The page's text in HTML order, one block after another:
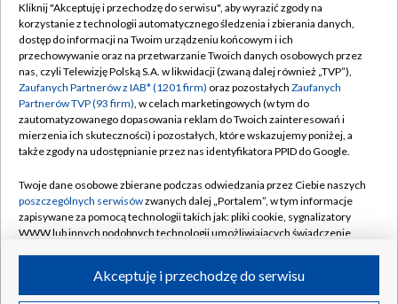
TVP
Abonament TVP
Emisja w TVP
Centrum informacji TVP
Naziemna Telewizja Cyfrowa
Rada Programowa
System NOS
Informacje o nadawcy
Program dla prasy
Regulamin TVP
Polityka prywatności
Moje zgody
Pomoc
Kontakt
Kanały
Kliknij "Akceptuję i przechodzę do serwisu", aby wyrazić zgody na
korzystanie z technologii automatycznego śledzenia i zbierania danych,
dostęp do informacji na Twoim urządzeniu końcowym i ich
przechowywanie oraz na przetwarzanie Twoich danych osobowych przez
nas, czyli Telewizję Polską S.A. w likwidacji (zwaną dalej również „TVP”),
Zaufanych Partnerów z IAB* (1201 firm) oraz pozostałych Zaufanych
Partnerów TVP (93 firm), w celach marketingowych (w tym do
zautomatyzowanego dopasowania reklam do Twoich zainteresowań i
mierzenia ich skuteczności) i pozostałych, które wskazujemy poniżej, a
także zgody na udostępnianie przez nas identyfikatora PPID do Google.
Twoje dane osobowe zbierane podczas odwiedzania przez Ciebie naszych
poszczególnych serwisówzwanych dalej „Portalem”, w tym informacje
zapisywane za pomocą technologii takich jak: pliki cookie, sygnalizatory
WWW lub innych podobnych technologii umożliwiających świadczenie
ruchu w Internecie.Akceptuję i przechodzę do serwisu